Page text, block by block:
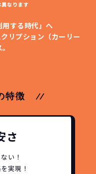
なります
する時代」へ
リプション（カーリー
特徴
さ
い！
実現！
ただけます！
心！
応が可能です。
安心
ただけます。